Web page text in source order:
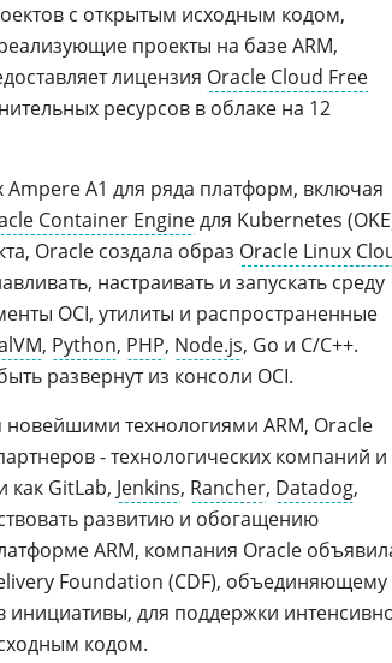
с открытым исходным кодом,
проекты на базе ARM,
лицензия Oracle Cloud Free
ресурсов в облаке на 12
Ampere A1 для ряда платформ, включая
Container Engineдля Kubernetes
Oracle создала образ Oracle Linux
настраивать и запускать среду
OCI, утилиты и распространенные
, Python, PHP, Node.js, Go и C/C++.
развернут из консоли OCI.
технологиями ARM, Oracle
- технологических компаний и
как GitLab, Jenkins, Rancher, Datadog,
развитию и обогащению
ARM, компания Oracle
Foundation (CDF), объединяющему
инициативы, для поддержки
кодом.